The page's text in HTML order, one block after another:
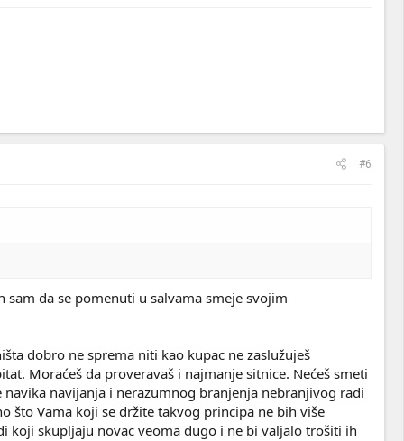
#6
sam da se pomenuti u salvama smeje svojim
dobro ne sprema niti kao kupac ne zaslužuješ
Moraćeš da proveravaš i najmanje sitnice. Nećeš smeti
navijanja i nerazumnog branjenja nebranjivog radi
što Vama koji se držite takvog principa ne bih više
koji skupljaju novac veoma dugo i ne bi valjalo trošiti ih